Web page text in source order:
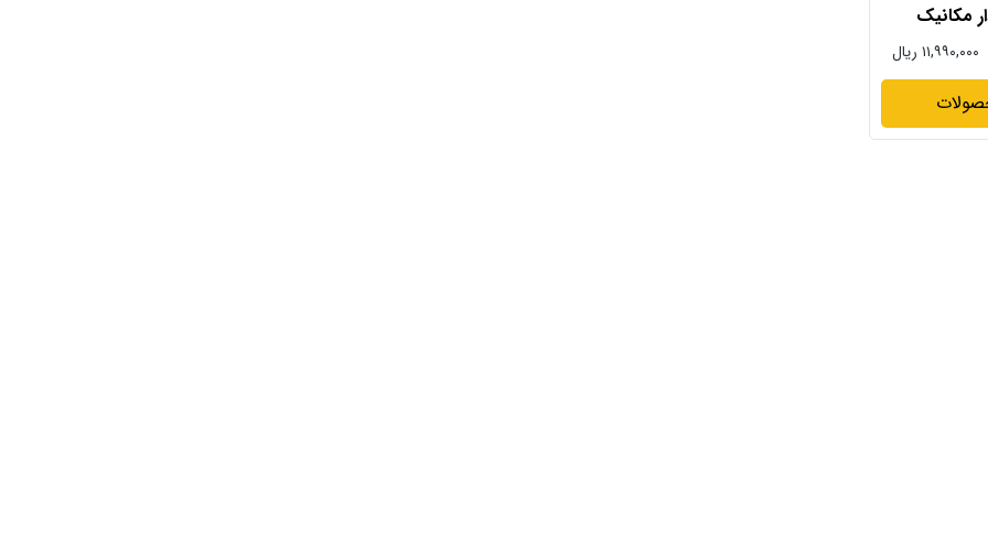
مکانیک
۱۱,۹۹۰,۰۰۰ ریال